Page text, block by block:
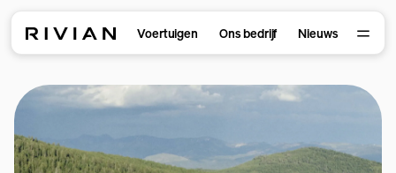
Voertuigen Ons bedrijf Nieuws